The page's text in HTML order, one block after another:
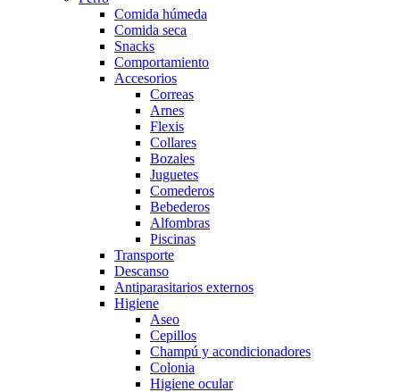
Comida húmeda
Comida seca
Snacks
Comportamiento
Accesorios
Correas
Arnes
Flexis
Collares
Bozales
Juguetes
Comederos
Bebederos
Alfombras
Piscinas
Transporte
Descanso
Antiparasitarios externos
Higiene
Aseo
Cepillos
Champú y acondicionadores
Colonia
Higiene ocular